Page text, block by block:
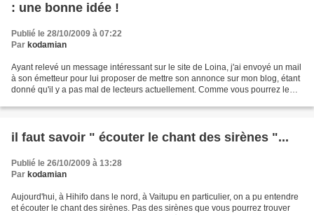
: une bonne idée !
Publié le 28/10/2009 à 07:22
Par kodamian
Ayant relevé un message intéressant sur le site de Loina, j'ai envoyé un mail
à son émetteur pour lui proposer de mettre son annonce sur mon blog, étant
donné qu'il y a pas mal de lecteurs actuellement. Comme vous pourrez le
il faut savoir " écouter le chant des sirènes "...
Publié le 26/10/2009 à 13:28
Par kodamian
Aujourd'hui, à Hihifo dans le nord, à Vaitupu en particulier, on a pu entendre
et écouter le chant des sirènes. Pas des sirènes que vous pourrez trouver